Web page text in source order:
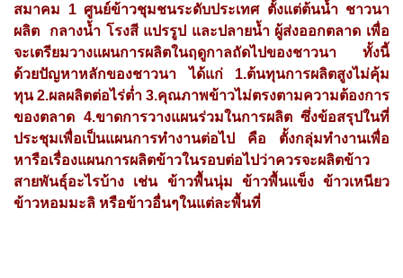
สมาคม 1 ศูนย์ข้าวชุมชนระดับประเทศ ตั้งแต่ต้นน้ำ ชาวนา​
ผลิต​ กลางน้ำ โรงสี แปรรูป​ และปลายน้ำ ผู้ส่งออก​ตลาด​ เพื่อ
จะเตรียมวางแผนการผลิตในฤดูกาลถัดไปของชาวนา ทั้งนี้
ด้วยปัญหาหลักของชาวนา ได้แก่ 1.ต้นทุนการผลิตสูงไม่คุ้ม
ทุน 2.ผลผลิตต่อไร่ต่ำ 3.คุณภาพข้าวไม่ตรงตามความต้องการ
ของตลาด 4.ขาดการวางแผนร่วมในการผลิต ซึ่งข้อสรุปในที่
ประชุมเพื่อเป็นแผนการทำงานต่อไป คือ ตั้งกลุ่มทำงานเพื่อ
หารือเรื่องแผนการผลิตข้าวในรอบต่อไปว่าควรจะผลิตข้าว
สายพันธุ์อะไรบ้าง เช่น ข้าวพื้นนุ่ม ข้าวพื้นแข็ง ข้าวเหนียว
ข้าวหอมมะลิ หรือข้าวอื่นๆในแต่ละพื้นที่